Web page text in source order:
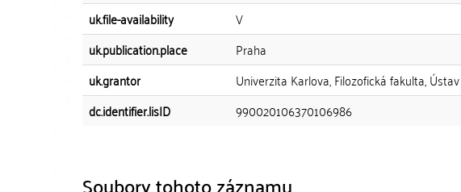
uk.file-availability
V
uk.publication.place
Praha
uk.grantor
Univerzita Karlova, Filozofická fakulta,
dc.identifier.lisID
990020106370106986